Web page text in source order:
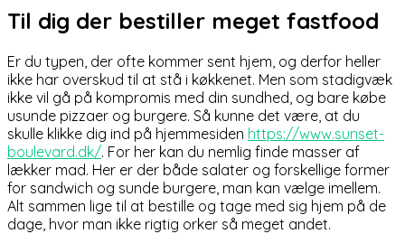
Til dig der bestiller meget fastfood
Er du typen, der ofte kommer sent hjem, og derfor heller
ikke har overskud til at stå i køkkenet. Men som stadigvæk
ikke vil gå på kompromis med din sundhed, og bare købe
usunde pizzaer og burgere. Så kunne det være, at du
skulle klikke dig ind på hjemmesiden https://www.sunset-
boulevard.dk/. For her kan du nemlig finde masser af
lækker mad. Her er der både salater og forskellige former
for sandwich og sunde burgere, man kan vælge imellem.
Alt sammen lige til at bestille og tage med sig hjem på de
dage, hvor man ikke rigtig orker så meget andet.